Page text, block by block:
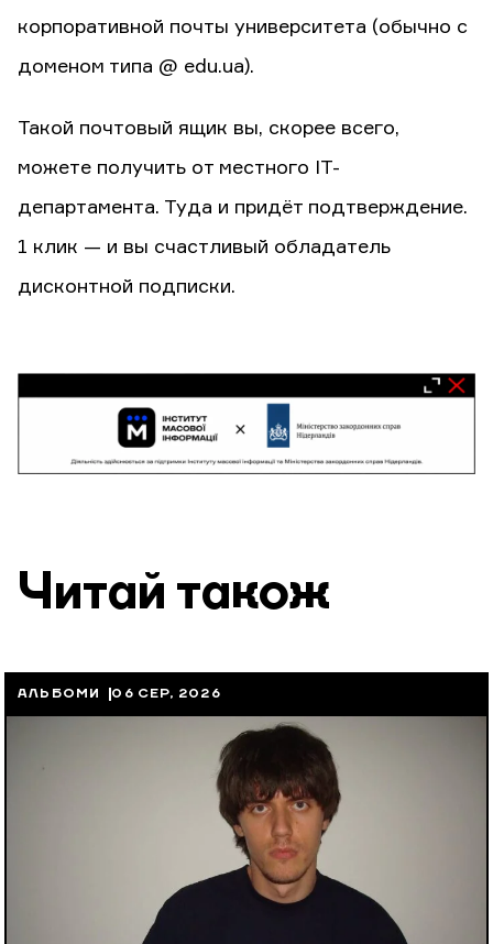
корпоративной почты университета (обычно с
доменом типа @ edu.ua).
Такой почтовый ящик вы, скорее всего,
можете получить от местного IT-
департамента. Туда и придёт подтверждение.
1 клик — и вы счастливый обладатель
дисконтной подписки.
Читай також
АЛЬБОМИ 06 СЕР, 2026